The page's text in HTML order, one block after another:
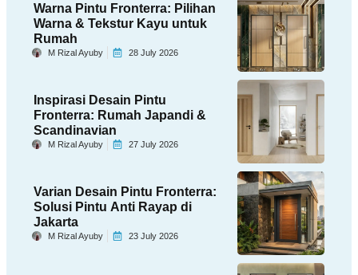
Warna Pintu Fronterra: Pilihan
Warna & Tekstur Kayu untuk
Rumah
M Rizal Ayuby 28 July 2026
Inspirasi Desain Pintu
Fronterra: Rumah Japandi &
Scandinavian
M Rizal Ayuby 27 July 2026
Varian Desain Pintu Fronterra:
Solusi Pintu Anti Rayap di
Jakarta
M Rizal Ayuby 23 July 2026